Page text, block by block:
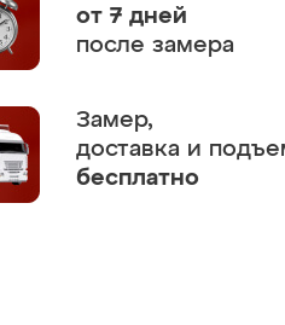
от 7 дней
после замера
Замер,
доставка и
бесплатно